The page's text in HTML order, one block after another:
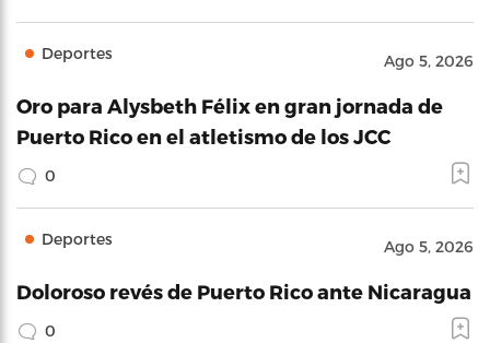
Deportes Ago 5, 2026
Oro para Alysbeth Félix en gran jornada de
Puerto Rico en el atletismo de los JCC
0
Deportes Ago 5, 2026
Doloroso revés de Puerto Rico ante Nicaragua
0